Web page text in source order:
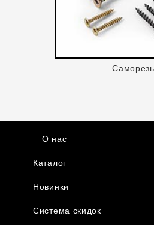
О нас
Каталог
Новинки
Система скидок